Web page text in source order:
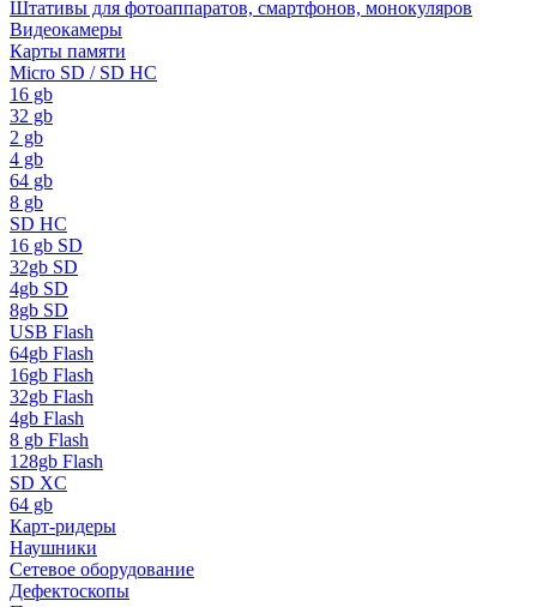
Штативы для фотоаппаратов, смартфонов, монокуляров
Видеокамеры
Карты памяти
Micro SD / SD HC
16 gb
32 gb
2 gb
4 gb
64 gb
8 gb
SD HC
16 gb SD
32gb SD
4gb SD
8gb SD
USB Flash
64gb Flash
16gb Flash
32gb Flash
4gb Flash
8 gb Flash
128gb Flash
SD XC
64 gb
Карт-ридеры
Наушники
Сетевое оборудование
Дефектоскопы